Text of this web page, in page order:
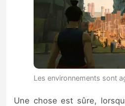
Les environnements sont
Une chose est sûre,